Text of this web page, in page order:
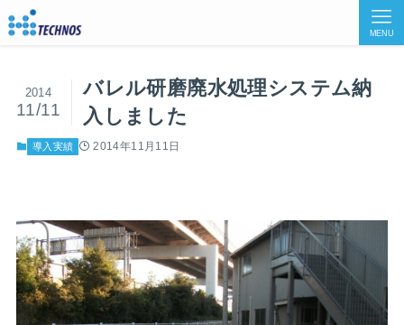
MENU
バレル研磨廃水処理システム納
入しました
2014
11/11
導入実績 2014年11月11日